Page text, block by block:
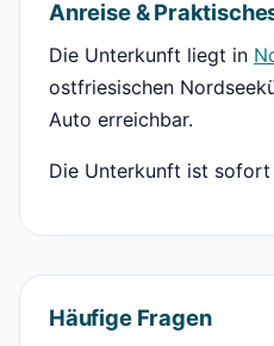
Anreise &
Die Unterkunft liegt in
ostfriesischen
Auto erreichbar.
Die Unterkunft ist sofort
Häufige Fragen